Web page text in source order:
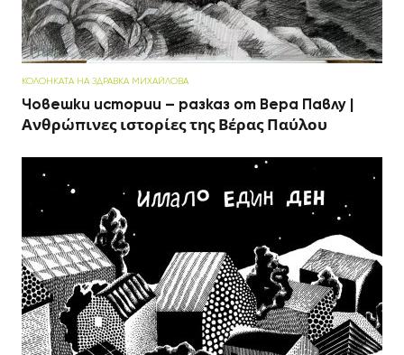
КОЛОНКАТА НА ЗДРАВКА МИХАЙЛОВА
Човешки истории – разказ от Вера Павлу |
Ανθρώπινες ιστορίες της Βέρας Παύλου